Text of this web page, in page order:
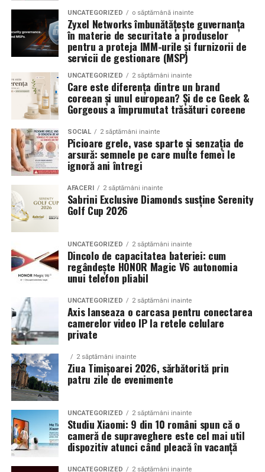
La evenimentele auto din Cluj, anvelopele nu sunt doar
componente functionale, ci si elemente vizuale. Publicul
si fotografii surprind adesea detalii precum modul in
care roata umple aripa, distanta fata de caroserie si
aspectul general al ansamblului roata-janta.
Anvelopele curate, cu dimensiuni corecte si uzura
uniforma, contribuie la imaginea profesionala a unei
masini de show. In multe cazuri, acestea completeaza
jantele si intaresc conceptul ales de proprietar, fie ca
vorbim despre un stil elegant, sportiv sau minimalist.
Echilibrul dintre estetica si utilizare reala
Un aspect specific evenimentelor auto din Cluj este
prezenta multor masini care nu sunt doar proiecte de
show, ci si vehicule utilizate zilnic. Proprietarii acestora
cauta solutii care sa le permita sa participe la
evenimente fara a sacrifica complet confortul sau
siguranta pe drumurile publice.
In acest context, anvelopele alese trebuie sa ofere un
echilibru intre aspect si functionalitate. Multi pasionati
opteaza pentru anvelope care arata bine la show, dar
care pot fi folosite si in conditii reale de trafic,
indiferent de vreme sau sezon.
De ce conteaza tipul de anvelopa la evenimentele din
Cluj
Clujul este un oras in care vremea poate fi imprevizibila,
iar drumurile din imprejurimi includ atat zone urbane,
cat si trasee montane sau colinare. O masina pregatita
UNCATEGORIZED o săptămână inainte
Zyxel Networks îmbunătățește guvernanța
în materie de securitate a produselor
pentru a proteja IMM-urile și furnizorii de
servicii de gestionare (MSP)
UNCATEGORIZED 2 săptămâni inainte
Care este diferența dintre un brand
coreean și unul european? Și de ce Geek &
Gorgeous a împrumutat trăsături coreene
SOCIAL 2 săptămâni inainte
Picioare grele, vase sparte și senzația de
arsură: semnele pe care multe femei le
ignoră ani întregi
AFACERI 2 săptămâni inainte
Sabrini Exclusive Diamonds susține Serenity
Golf Cup 2026
UNCATEGORIZED 2 săptămâni inainte
Dincolo de capacitatea bateriei: cum
regândește HONOR Magic V6 autonomia
unui telefon pliabil
UNCATEGORIZED 2 săptămâni inainte
Axis lanseaza o carcasa pentru conectarea
camerelor video IP la retele celulare
private
2 săptămâni inainte
Ziua Timișoarei 2026, sărbătorită prin
patru zile de evenimente
UNCATEGORIZED 2 săptămâni inainte
Studiu Xiaomi: 9 din 10 români spun că o
cameră de supraveghere este cel mai util
dispozitiv atunci când pleacă în vacanță
UNCATEGORIZED 2 săptămâni inainte